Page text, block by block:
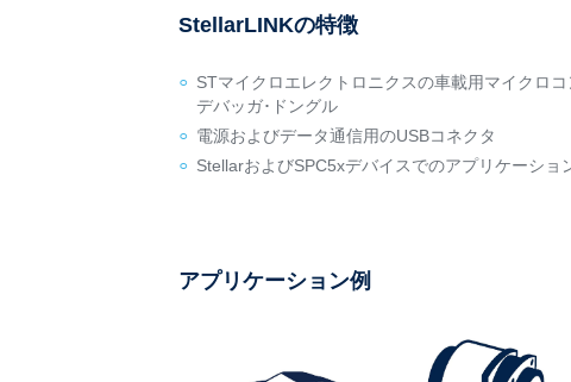
StellarLINKの特徴
STマイクロエレクトロニクスの車載用マイクロ
デバッガ･ドングル
電源およびデータ通信用のUSBコネクタ
StellarおよびSPC5xデバイスでのアプリケーショ
アプリケーション例